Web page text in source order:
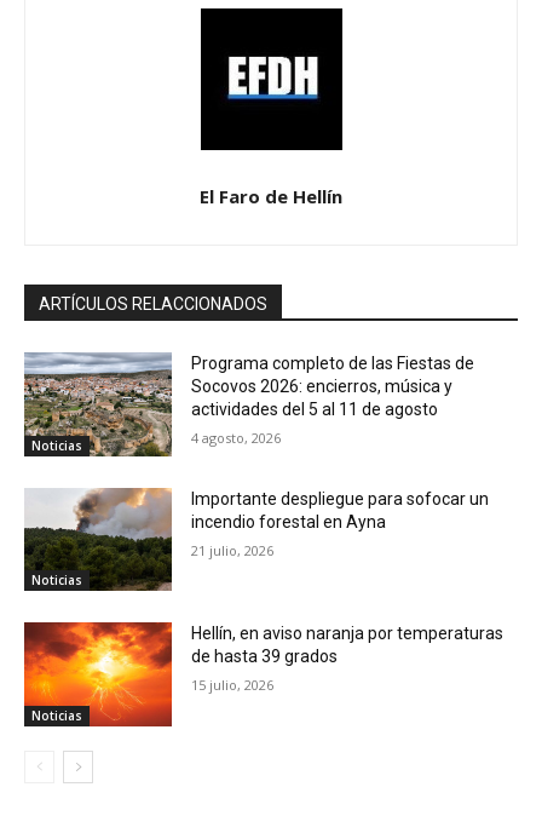
El Faro de Hellín
ARTÍCULOS RELACCIONADOS
Noticias
Programa completo de las Fiestas de
Socovos 2026: encierros, música y
actividades del 5 al 11 de agosto
4 agosto, 2026
Noticias
Importante despliegue para sofocar un
incendio forestal en Ayna
21 julio, 2026
Noticias
Hellín, en aviso naranja por temperaturas
de hasta 39 grados
15 julio, 2026